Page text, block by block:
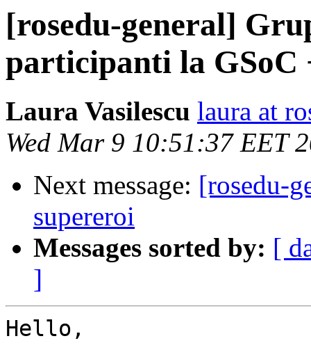
[rosedu-general]
participanti la GSoC
Laura Vasilescu laura at
Wed Mar 9 10:51:37 EET
Next message: [rosedu-
supereroi
Messages sorted by: [
]
Hello,